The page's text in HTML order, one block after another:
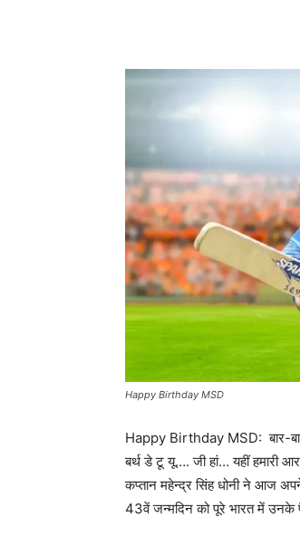
Happy Birthday MSD
Happy Birthday MSD: बार-बार
बर्थ डे टू यू…. जी हां… यहीं हमारी
कप्तान महेन्द्र सिंह धोनी ने आज
43वें जन्मदिन को पूरे भारत में उनके